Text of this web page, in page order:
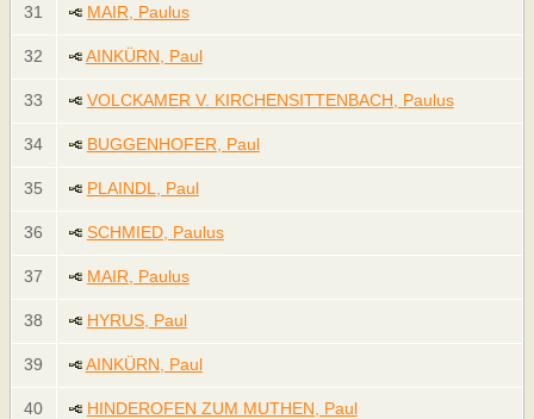
31 MAIR, Paulus
32 AINKÜRN, Paul
33 VOLCKAMER V. KIRCHENSITTENBACH, Paulus
34 BUGGENHOFER, Paul
35 PLAINDL, Paul
36 SCHMIED, Paulus
37 MAIR, Paulus
38 HYRUS, Paul
39 AINKÜRN, Paul
40 HINDEROFEN ZUM MUTHEN, Paul